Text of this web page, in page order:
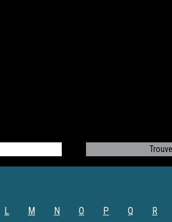
L M N O P Q R